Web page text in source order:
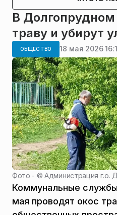
В Долгопрудном
траву и убирут
ОБЩЕСТВО 18 мая 2026
Фото - ©Администрация г.о.
Коммунальные
мая проводят окос